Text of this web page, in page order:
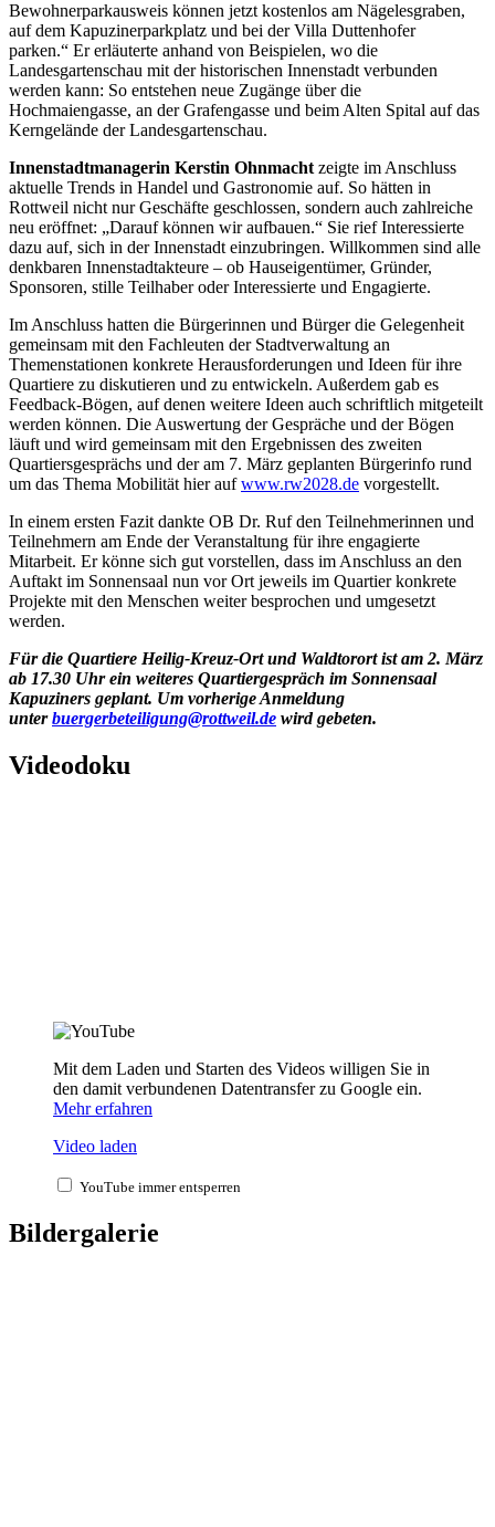
Bewohnerparkausweis können jetzt kostenlos am Nägelesgraben,
auf dem Kapuzinerparkplatz und bei der Villa Duttenhofer
parken.“ Er erläuterte anhand von Beispielen, wo die
Landesgartenschau mit der historischen Innenstadt verbunden
werden kann: So entstehen neue Zugänge über die
Hochmaiengasse, an der Grafengasse und beim Alten Spital auf das
Kerngelände der Landesgartenschau.
Innenstadtmanagerin Kerstin Ohnmachtzeigte im Anschluss
aktuelle Trends in Handel und Gastronomie auf. So hätten in
Rottweil nicht nur Geschäfte geschlossen, sondern auch zahlreiche
neu eröffnet: „Darauf können wir aufbauen.“ Sie rief Interessierte
dazu auf, sich in der Innenstadt einzubringen. Willkommen sind alle
denkbaren Innenstadtakteure – ob Hauseigentümer, Gründer,
Sponsoren, stille Teilhaber oder Interessierte und Engagierte.
Im Anschluss hatten die Bürgerinnen und Bürger die Gelegenheit
gemeinsam mit den Fachleuten der Stadtverwaltung an
Themenstationen konkrete Herausforderungen und Ideen für ihre
Quartiere zu diskutieren und zu entwickeln. Außerdem gab es
Feedback-Bögen, auf denen weitere Ideen auch schriftlich mitgeteilt
werden können. Die Auswertung der Gespräche und der Bögen
läuft und wird gemeinsam mit den Ergebnissen des zweiten
Quartiersgesprächs und der am 7. März geplanten Bürgerinfo rund
um das Thema Mobilität hier aufwww.rw2028.de vorgestellt.
In einem ersten Fazit dankte OB Dr. Ruf den Teilnehmerinnen und
Teilnehmern am Ende der Veranstaltung für ihre engagierte
Mitarbeit. Er könne sich gut vorstellen, dass im Anschluss an den
Auftakt im Sonnensaal nun vor Ort jeweils im Quartier konkrete
Projekte mit den Menschen weiter besprochen und umgesetzt
werden.
Für die Quartiere Heilig-Kreuz-Ort und Waldtorort ist am 2. März
ab 17.30 Uhr ein weiteres Quartiergespräch im Sonnensaal
Kapuziners geplant. Um vorherige Anmeldung
unterbuergerbeteiligung@rottweil.de wird gebeten.
Videodoku
Mit dem Laden und Starten des Videos willigen Sie in
den damit verbundenen Datentransfer zu Google ein.
Mehr erfahren
Video laden
YouTube immer entsperren
Bildergalerie